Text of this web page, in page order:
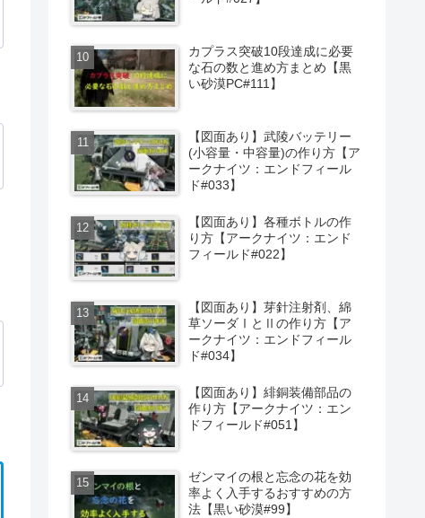
カプラス突破10段達成に必要
な石の数と進め方まとめ【黒
い砂漠PC#111】
【図面あり】武陵バッテリー
(小容量・中容量)の作り方【ア
ークナイツ：エンドフィール
ド#033】
【図面あり】各種ボトルの作
り方【アークナイツ：エンド
フィールド#022】
【図面あり】芽針注射剤、綿
草ソーダⅠとⅡの作り方【ア
ークナイツ：エンドフィール
ド#034】
【図面あり】緋銅装備部品の
作り方【アークナイツ：エン
ドフィールド#051】
ゼンマイの根と忘念の花を効
率よく入手するおすすめの方
法【黒い砂漠#99】